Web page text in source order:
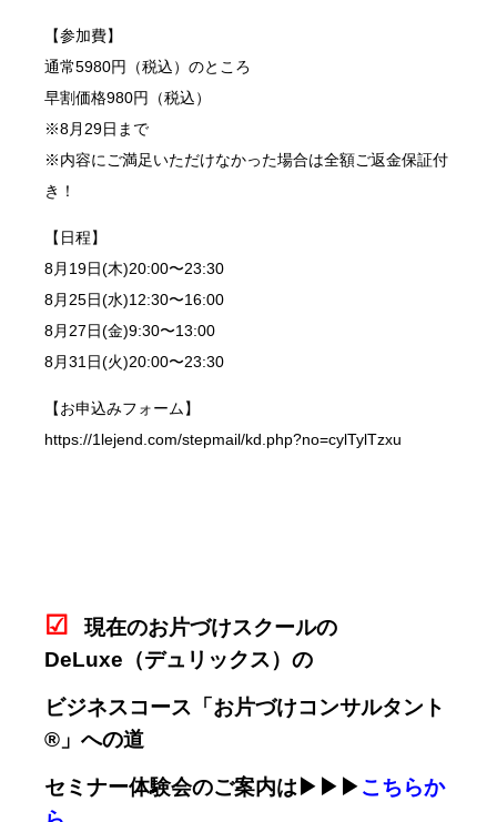
【参加費】
通常5980円（税込）のところ
早割価格980円（税込）
※8月29日まで
※内容にご満足いただけなかった場合は全額ご返金保証付
き！
【日程】
8月19日(木)20:00〜23:30
8月25日(水)12:30〜16:00
8月27日(金)9:30〜13:00
8月31日(火)20:00〜23:30
【お申込みフォーム】
https://1lejend.com/stepmail/kd.php?no=cylTylTzxu
☑
現在のお片づけスクールの
DeLuxe（デュリックス）の
ビジネスコース「お片づけコンサルタント
®」への道
セミナー体験会のご案内は▶▶▶こちらか